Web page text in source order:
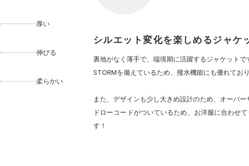
厚い
伸びる
柔らかい
シルエット変化を楽しめるジャケ
裏地がなく薄手で、端境期に活躍するジャケットで
STORMを備えているため、撥水機能にも優れており
また、デザインも少し大きめ設計のため、オーバー
ドローコードがついているため、お洋服に合わせ
す！